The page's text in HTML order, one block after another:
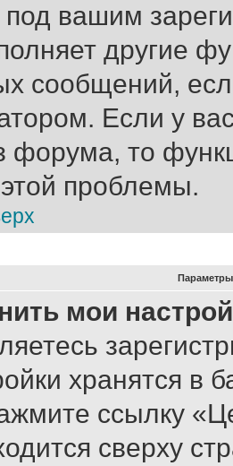
под вашим
другие
сообщений,
Если у
форума, то
проблемы.
Параметры
мои
хранятся в
ссылку
сверху